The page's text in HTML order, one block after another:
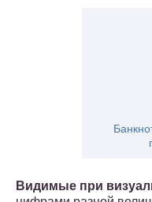
Видимые при